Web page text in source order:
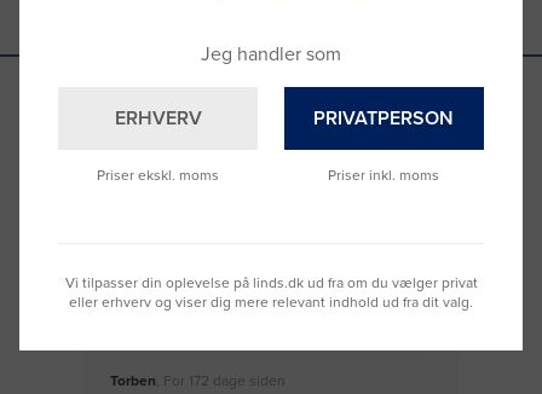
Se hvad vores kunder siger
Torben, For 172 dage siden
Jeg handler som
ERHVERV
Priser ekskl. moms
PRIVATPERSON
Priser inkl. moms
Vi tilpasser din oplevelse på linds.dk ud fra om du vælger privat
eller erhverv og viser dig mere relevant indhold ud fra dit valg.